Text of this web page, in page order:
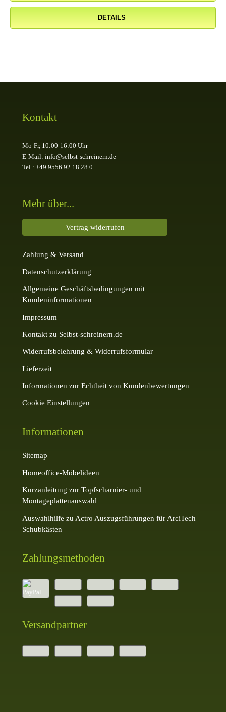
DETAILS
Kontakt
Mo-Fr, 10:00-16:00 Uhr
E-Mail: info@selbst-schreinern.de
Tel.: +49 9556 92 18 28 0
Mehr über...
Vertrag widerrufen
Zahlung & Versand
Datenschutzerklärung
Allgemeine Geschäftsbedingungen mit
Kundeninformationen
Impressum
Kontakt zu Selbst-schreinern.de
Widerrufsbelehrung & Widerrufsformular
Lieferzeit
Informationen zur Echtheit von Kundenbewertungen
Cookie Einstellungen
Informationen
Sitemap
Homeoffice-Möbelideen
Kurzanleitung zur Topfscharnier- und
Montageplattenauswahl
Auswahlhilfe zu Actro Auszugsführungen für ArciTech
Schubkästen
Zahlungsmethoden
Versandpartner